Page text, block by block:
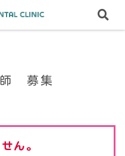
科医師 募集
師 募集
ん 。